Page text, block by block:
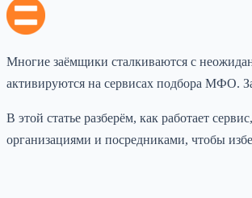
Многие заёмщики сталкиваются с
активируются на сервисах подбора МФО.
В этой статье разберём, как работает
организациями и посредниками, чтобы